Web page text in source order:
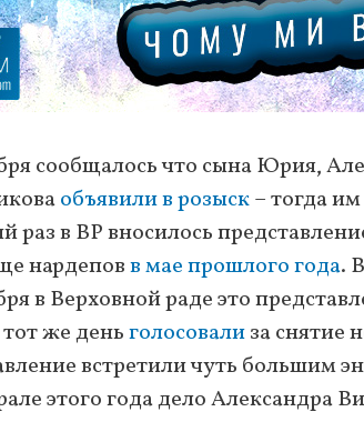
сообщалось что сына Юрия,
объявили в розыск– тогда
раз в ВР вносилось
нардеповв мае прошлого года.
в Верховной раде это
же деньголосовализа снятие
встретили чуть большим
этого года дело Александра